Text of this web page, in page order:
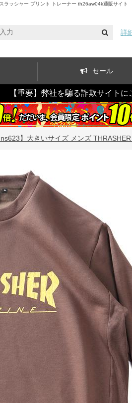
ラッシャー プリント トレーナー th26aw04k通販サイト
詳
セール
【重要】弊社を騙る詐欺サイト
ns623】大きいサイズ メンズ